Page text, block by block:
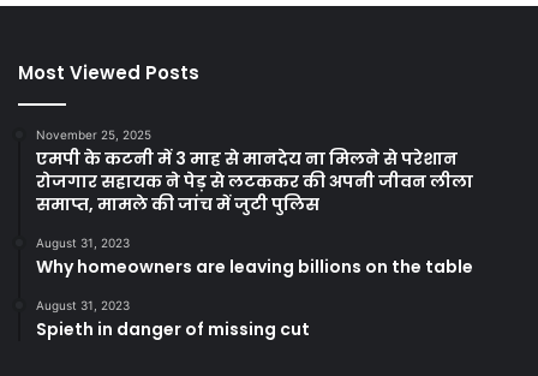
Most Viewed Posts
November 25, 2025
एमपी के कटनी में 3 माह से मानदेय ना मिलने से परेशान
रोजगार सहायक ने पेड़ से लटककर की अपनी जीवन लीला
समाप्त, मामले की जांच में जुटी पुलिस
August 31, 2023
Why homeowners are leaving billions on the table
August 31, 2023
Spieth in danger of missing cut